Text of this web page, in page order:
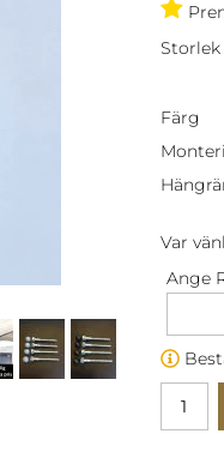
Storlek
Färg
Var
Ange